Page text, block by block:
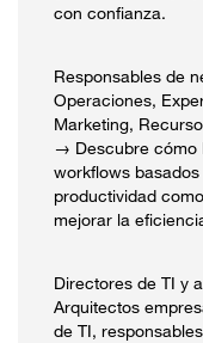
con confianza.
Responsables de
Operaciones,
Marketing,
→ Descubre cómo
workflows
productividad
mejorar la
Directores de TI y
Arquitectos
de TI,